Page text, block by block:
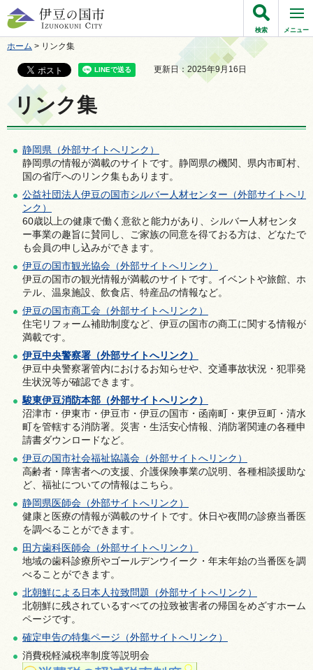
伊豆の国市
検索 メニュー
ホーム > リンク集
更新日：2025年9月16日
リンク集
静岡県（外部サイトへリンク）
静岡県の情報が満載のサイトです。静岡県の機関、県内市町村、
国の省庁へのリンク集もあります。
公益社団法人伊豆の国市シルバー人材センター（外部サイトへリ
ンク）
60歳以上の健康で働く意欲と能力があり、シルバー人材センタ
ー事業の趣旨に賛同し、ご家族の同意を得ておる方は、どなたで
も会員の申し込みができます。
伊豆の国市観光協会（外部サイトへリンク）
伊豆の国市の観光情報が満載のサイトです。イベントや旅館、ホ
テル、温泉施設、飲食店、特産品の情報など。
伊豆の国市商工会（外部サイトへリンク）
住宅リフォーム補助制度など、伊豆の国市の商工に関する情報が
満載です。
伊豆中央警察署（外部サイトへリンク）
伊豆中央警察署管内におけるお知らせや、交通事故状況・犯罪発
生状況等が確認できます。
駿東伊豆消防本部（外部サイトへリンク）
沼津市・伊東市・伊豆市・伊豆の国市・函南町・東伊豆町・清水
町を管轄する消防署。災害・生活安心情報、消防署関連の各種申
請書ダウンロードなど。
伊豆の国市社会福祉協議会（外部サイトへリンク）
高齢者・障害者への支援、介護保険事業の説明、各種相談援助な
ど、福祉についての情報はこちら。
静岡県医師会（外部サイトへリンク）
健康と医療の情報が満載のサイトです。休日や夜間の診療当番医
を調べることができます。
田方歯科医師会（外部サイトへリンク）
地域の歯科診療所やゴールデンウイーク・年末年始の当番医を調
べることができます。
北朝鮮による日本人拉致問題（外部サイトへリンク）
北朝鮮に残されているすべての拉致被害者の帰国をめざすホーム
ページです。
確定申告の特集ページ（外部サイトへリンク）
消費税軽減税率制度等説明会